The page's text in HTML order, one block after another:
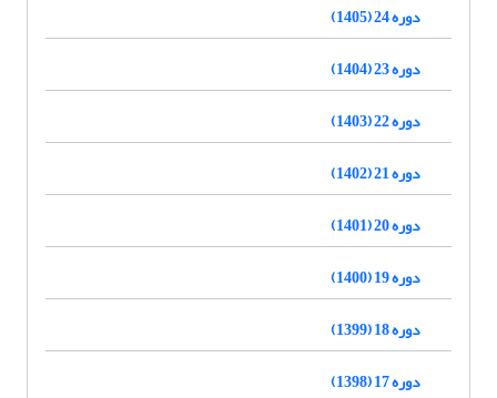
دوره 24 (1405)
دوره 23 (1404)
دوره 22 (1403)
دوره 21 (1402)
دوره 20 (1401)
دوره 19 (1400)
دوره 18 (1399)
دوره 17 (1398)